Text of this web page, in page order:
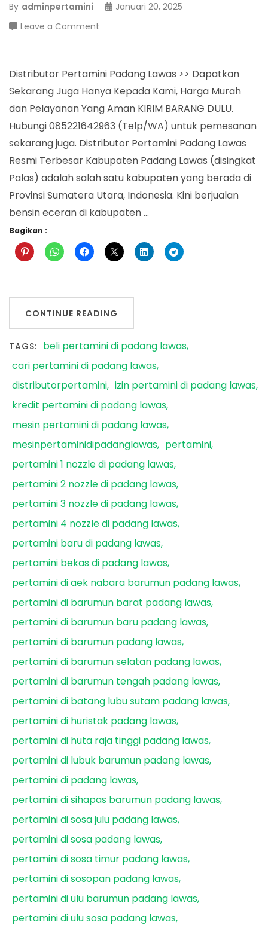
By adminpertamini
Januari 20, 2025
Leave a Comment
Padang
Lawas
Distributor Pertamini Padang Lawas >> Dapatkan
Sekarang Juga Hanya Kepada Kami, Harga Murah
dan Pelayanan Yang Aman KIRIM BARANG DULU.
Hubungi 085221642963 (Telp/WA) untuk pemesanan
sekarang juga. Distributor Pertamini Padang Lawas
Resmi Terbesar Kabupaten Padang Lawas (disingkat
Palas) adalah salah satu kabupaten yang berada di
Provinsi Sumatera Utara, Indonesia. Kini berjualan
bensin eceran di kabupaten …
Bagikan :
CONTINUE READING
TAGS: beli pertamini di padang lawas
cari pertamini di padang lawas
distributorpertamini izin pertamini di padang lawas
kredit pertamini di padang lawas
mesin pertamini di padang lawas
mesinpertaminidipadanglawas
pertamini
pertamini 1 nozzle di padang lawas
pertamini 2 nozzle di padang lawas
pertamini 3 nozzle di padang lawas
pertamini 4 nozzle di padang lawas
pertamini baru di padang lawas
pertamini bekas di padang lawas
pertamini di aek nabara barumun padang lawas
pertamini di barumun barat padang lawas
pertamini di barumun baru padang lawas
pertamini di barumun padang lawas
pertamini di barumun selatan padang lawas
pertamini di barumun tengah padang lawas
pertamini di batang lubu sutam padang lawas
pertamini di huristak padang lawas
pertamini di huta raja tinggi padang lawas
pertamini di lubuk barumun padang lawas
pertamini di padang lawas
pertamini di sihapas barumun padang lawas
pertamini di sosa julu padang lawas
pertamini di sosa padang lawas
pertamini di sosa timur padang lawas
pertamini di sosopan padang lawas
pertamini di ulu barumun padang lawas
pertamini di ulu sosa padang lawas